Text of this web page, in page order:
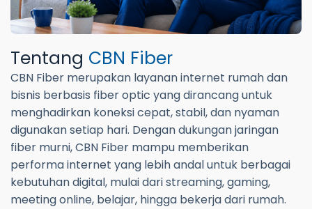
Tentang CBN Fiber
CBN Fiber merupakan layanan internet rumah dan
bisnis berbasis fiber optic yang dirancang untuk
menghadirkan koneksi cepat, stabil, dan nyaman
digunakan setiap hari. Dengan dukungan jaringan
fiber murni, CBN Fiber mampu memberikan
performa internet yang lebih andal untuk berbagai
kebutuhan digital, mulai dari streaming, gaming,
meeting online, belajar, hingga bekerja dari rumah.